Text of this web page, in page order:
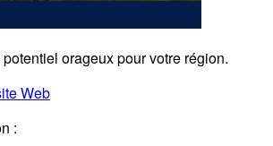
orageux pour votre région.
Web
: